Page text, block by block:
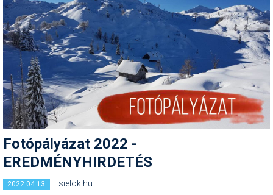
Portálinfo
Rajzok
Síbérletárak
Síbörze
Sícipő
Sífelszerelés
Sífutás
Síléc
Fotópályázat 2022 -
EREDMÉNYHIRDETÉS
2022.04.13. sielok.hu